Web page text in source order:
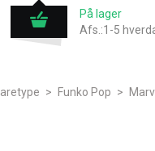
På lager
Afs.:1-5
> Funko Pop >